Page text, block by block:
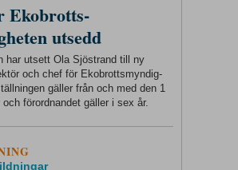
Ekobrotts-
utsedd
har utsett Ola Sjöstrand till ny
och chef för Ekobrottsmyndig-
gäller från och med den 1
förordnandet gäller i sex år.